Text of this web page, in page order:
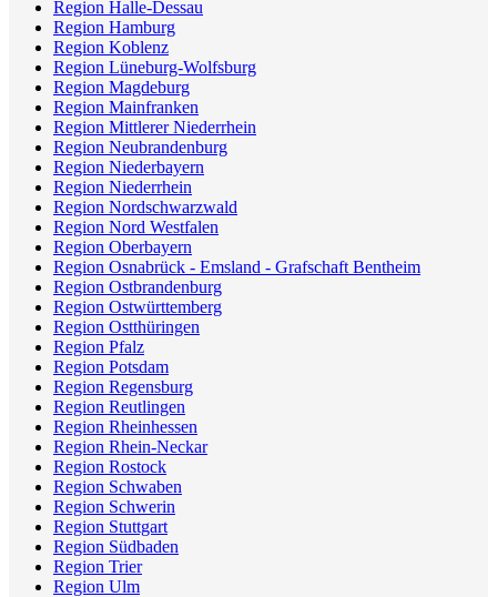
Region Halle-Dessau
Region Hamburg
Region Koblenz
Region Lüneburg-Wolfsburg
Region Magdeburg
Region Mainfranken
Region Mittlerer Niederrhein
Region Neubrandenburg
Region Niederbayern
Region Niederrhein
Region Nordschwarzwald
Region Nord Westfalen
Region Oberbayern
Region Osnabrück - Emsland - Grafschaft Bentheim
Region Ostbrandenburg
Region Ostwürttemberg
Region Ostthüringen
Region Pfalz
Region Potsdam
Region Regensburg
Region Reutlingen
Region Rheinhessen
Region Rhein-Neckar
Region Rostock
Region Schwaben
Region Schwerin
Region Stuttgart
Region Südbaden
Region Trier
Region Ulm